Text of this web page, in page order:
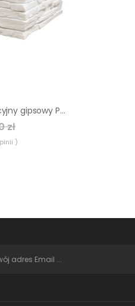
Narożnik dekoracyjny gipsowy Perla 0.88 mb Max-Stone
zł
)